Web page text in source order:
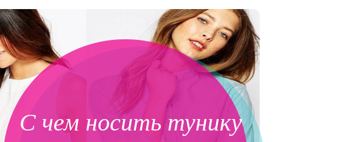
С чем носить тунику